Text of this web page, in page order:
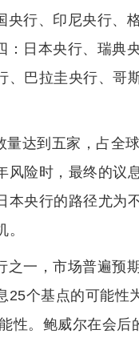
央行、印尼央行、
日本央行、瑞典
巴拉圭央行、哥
达到五家，占全
风险时，最终的议
本央行的路径尤为
之一，市场普遍预
25个基点的可能性
性。鲍威尔在会后